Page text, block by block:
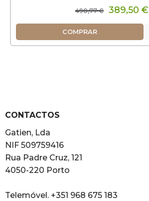
490,77 € 389,50 €
COMPRAR
CONTACTOS
Gatien, Lda
NIF 509759416
Rua Padre Cruz, 121
4050-220 Porto
Telemóvel. +351 968 675 183